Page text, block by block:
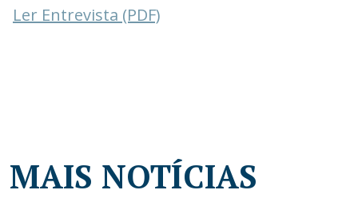
Ler Entrevista (PDF)
MAIS NOTÍCIAS